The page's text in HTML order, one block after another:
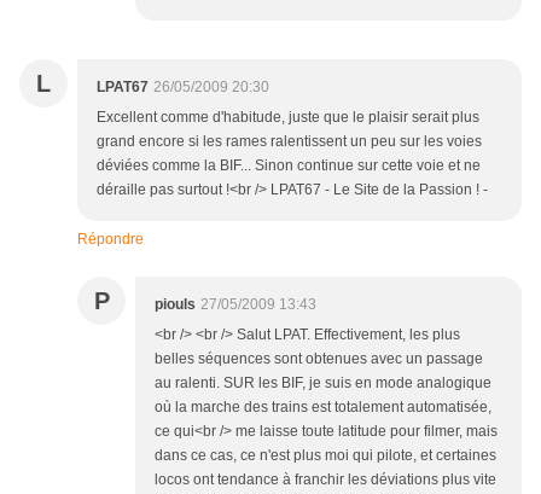
L LPAT67 26/05/2009 20:30
Excellent comme d'habitude, juste que le plaisir serait plus
grand encore si les rames ralentissent un peu sur les voies
déviées comme la BIF... Sinon continue sur cette voie et ne
déraille pas surtout !<br /> LPAT67 - Le Site de la Passion ! -
Répondre
P piouls 27/05/2009 13:43
<br /> <br /> Salut LPAT. Effectivement, les plus
belles séquences sont obtenues avec un passage
au ralenti. SUR les BIF, je suis en mode analogique
où la marche des trains est totalement automatisée,
ce qui<br /> me laisse toute latitude pour filmer, mais
dans ce cas, ce n'est plus moi qui pilote, et certaines
locos ont tendance à franchir les déviations plus vite